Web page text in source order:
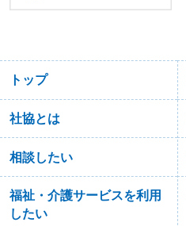
トップ
社協とは
相談したい
福祉・介護サービスを利用
したい